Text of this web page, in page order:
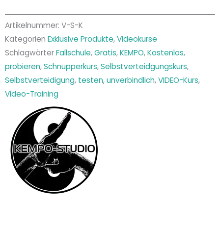
Menge
Artikelnummer: V-S-K
Kategorien Exklusive Produkte,Videokurse
SchlagwörterFallschule,Gratis,KEMPO,Kostenlos,
probieren,Schnupperkurs,Selbstverteidgungskurs,
Selbstverteidigung, testen,unverbindlich,VIDEO-Kurs,
Video-Training